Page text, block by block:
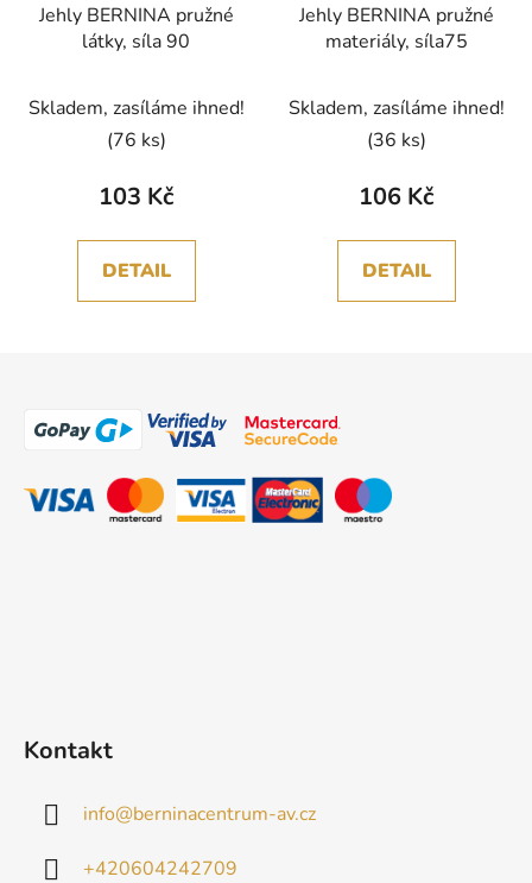
Jehly BERNINA pružné
látky, síla 90
Skladem, zasíláme ihned!
(76 ks)
103 Kč
DETAIL
Jehly BERNINA pružné
materiály, síla75
Skladem, zasíláme ihned!
(36 ks)
106 Kč
DETAIL
Kontakt
info@berninacentrum-av.cz
+420604242709